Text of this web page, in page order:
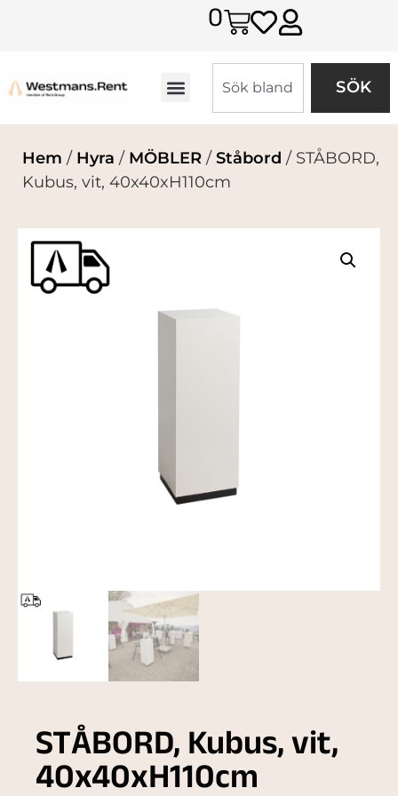
0
SÖK
Hem / Hyra / MÖBLER / Ståbord / STÅBORD,
Kubus, vit, 40x40xH110cm
STÅBORD, Kubus, vit,
40x40xH110cm